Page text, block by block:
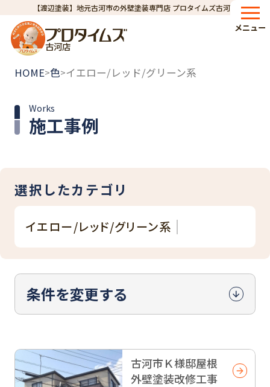
【渡辺塗装】地元古河市の外壁塗装専門店 プロタイムズ古河店
古河店
メニュー
HOME>色>イエロー/レッド/グリーン系
施工事例
Works
選択したカテゴリ
イエロー/レッド/グリーン系
条件を変更する
古河市Ｋ様邸屋根
外壁塗装改修工事